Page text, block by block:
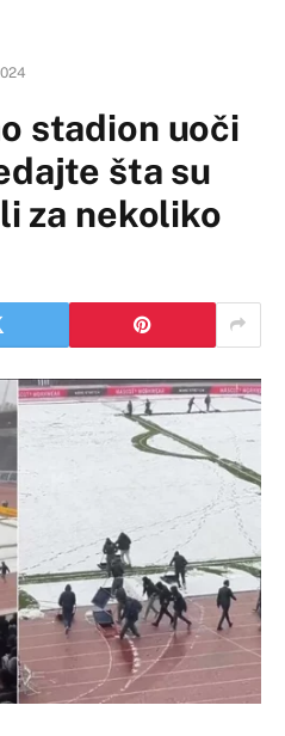
stadion uoči
šta su
za nekoliko